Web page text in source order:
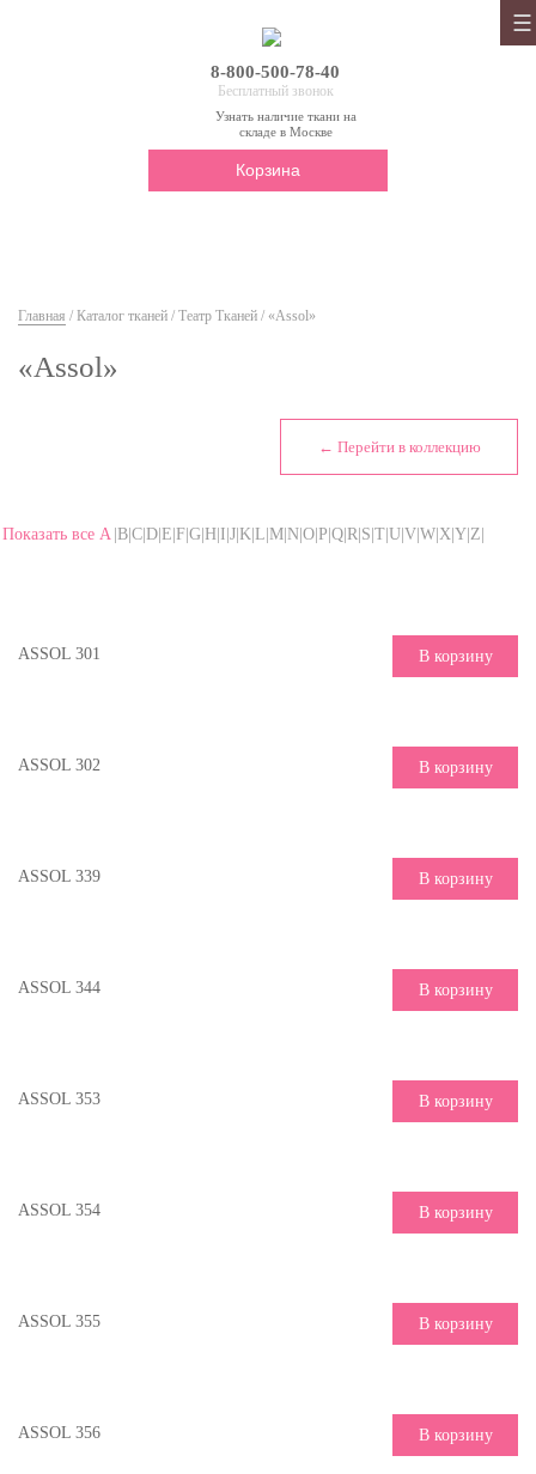
8-800-500-78-40
Бесплатный звонок
Узнать наличие ткани на
складе в Москве
Корзина
Главная / Каталог тканей / Театр Тканей / «Assol»
«Assol»
← Перейти в коллекцию
Показать все A |B|C|D|E|F|G|H|I|J|K|L|M|N|O|P|Q|R|S|T|U|V|W|X|Y|Z|
ASSOL 301 В корзину
ASSOL 302 В корзину
ASSOL 339 В корзину
ASSOL 344 В корзину
ASSOL 353 В корзину
ASSOL 354 В корзину
ASSOL 355 В корзину
ASSOL 356 В корзину